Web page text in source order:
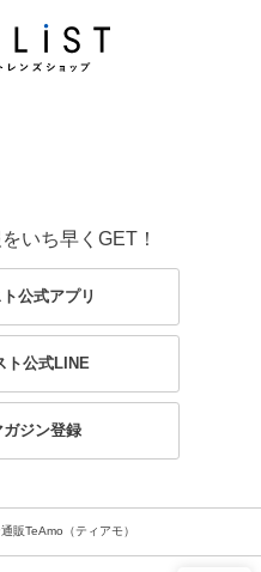
いち早くGET！
公式アプリ
ト公式LINE
ガジン登録
販TeAmo（ティアモ）